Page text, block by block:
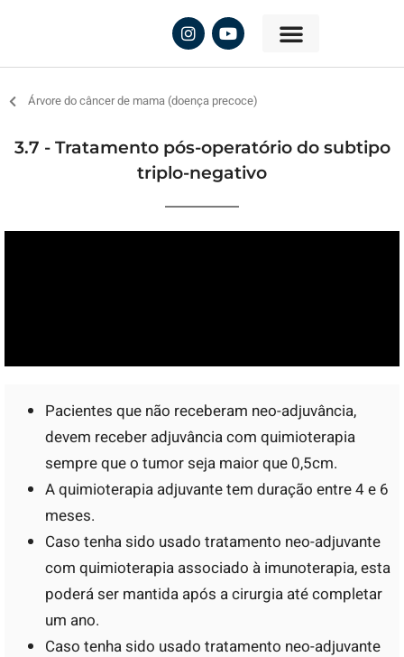
Árvore do câncer de mama (doença precoce)
3.7 - Tratamento pós-operatório do subtipo
triplo-negativo
Pacientes que não receberam neo-adjuvância,
devem receber adjuvância com quimioterapia
sempre que o tumor seja maior que 0,5cm.
A quimioterapia adjuvante tem duração entre 4 e 6
meses.
Caso tenha sido usado tratamento neo-adjuvante
com quimioterapia associado à imunoterapia, esta
poderá ser mantida após a cirurgia até completar
um ano.
Caso tenha sido usado tratamento neo-adjuvante